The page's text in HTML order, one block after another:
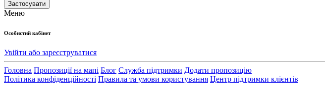
Застосувати
Меню
Особистий кабінет
Увійти або зареєструватися
Головна Пропозиції на мапі Блог Служба підтримки Додати пропозицію
Політика конфіденційності Правила та умови користування Центр підтримки клієнтів